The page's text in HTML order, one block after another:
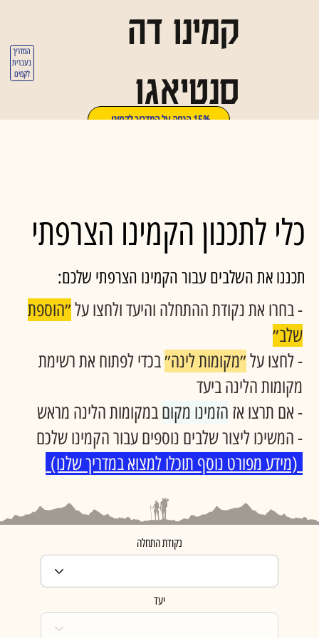
המדריך
בעברית
לקמינו
קמינו דה
סנטיאגו
15% הנחה על המדריך לקמינו
כלי לתכנון הקמינו הצרפתי
תכננו את השלבים עבור הקמינו הצרפתי שלכם:
- בחרו את נקודת ההתחלה והיעד ולחצו על״הוספת
שלב״
- לחצו על״מקומות לינה״בכדי לפתוח את רשימת
מקומות הלינה ביעד
- אם תרצו אז הזמינו מקוםבמקומות הלינה מראש
- המשיכו ליצור שלבים נוספים עבור הקמינו שלכם​
(מידע מפורט נוסף תוכלו למצוא במדריך שלנו)
נקודת התחלה
יעד